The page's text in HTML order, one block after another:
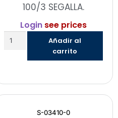
100/3 SEGALLA.
Loginsee prices
Añadir al
carrito
S-03410-0